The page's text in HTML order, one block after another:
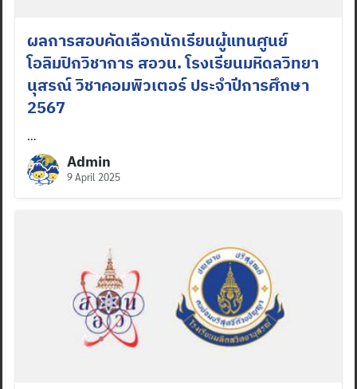
ผลการสอบคัดเลือกนักเรียนผู้แทนศูนย์
โอลิมปิกวิชาการ สอวน. โรงเรียนมหิดลวิทยา
นุสรณ์ วิชาคอมพิวเตอร์ ประจำปีการศึกษา
2567
…
Admin
9 April 2025